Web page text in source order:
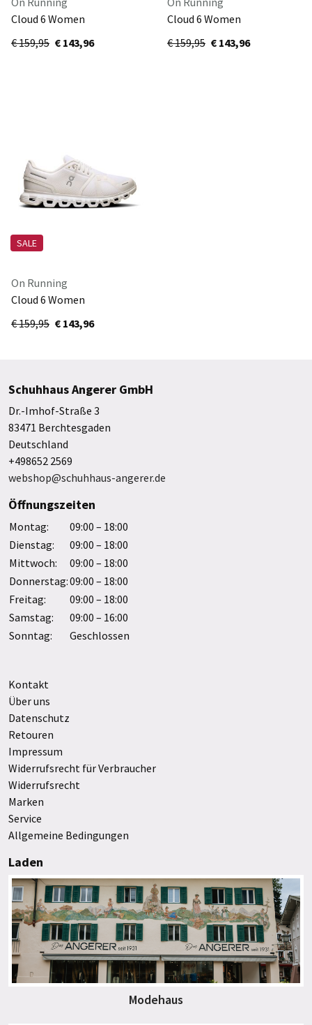
Cloud 6 Women
€ 159,95 € 143,96
Cloud 6 Women
€ 159,95 € 143,96
SALE
On Running
Cloud 6 Women
€ 159,95 € 143,96
Schuhhaus Angerer GmbH
Dr.-Imhof-Straße 3
83471 Berchtesgaden
Deutschland
+498652 2569
webshop@schuhhaus-angerer.de
Öffnungszeiten
Montag:
09:00 – 18:00
Dienstag:
09:00 – 18:00
Mittwoch:
09:00 – 18:00
Donnerstag:09:00 – 18:00
Freitag:
09:00 – 18:00
Samstag:
09:00 – 16:00
Sonntag:
Geschlossen
Kontakt
Über uns
Datenschutz
Retouren
Impressum
Widerrufsrecht für Verbraucher
Widerrufsrecht
Marken
Service
Allgemeine Bedingungen
Laden
Modehaus